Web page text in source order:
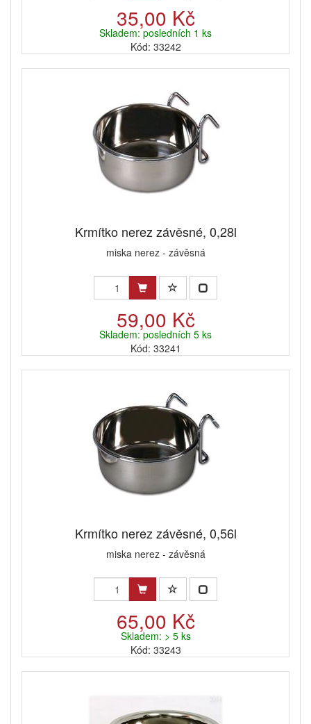
35,00 Kč
Skladem: posledních 1 ks
Kód: 33242
Krmítko nerez závěsné, 0,28l
miska nerez - závěsná
59,00 Kč
Skladem: posledních 5 ks
Kód: 33241
Krmítko nerez závěsné, 0,56l
miska nerez - závěsná
65,00 Kč
Skladem: > 5 ks
Kód: 33243